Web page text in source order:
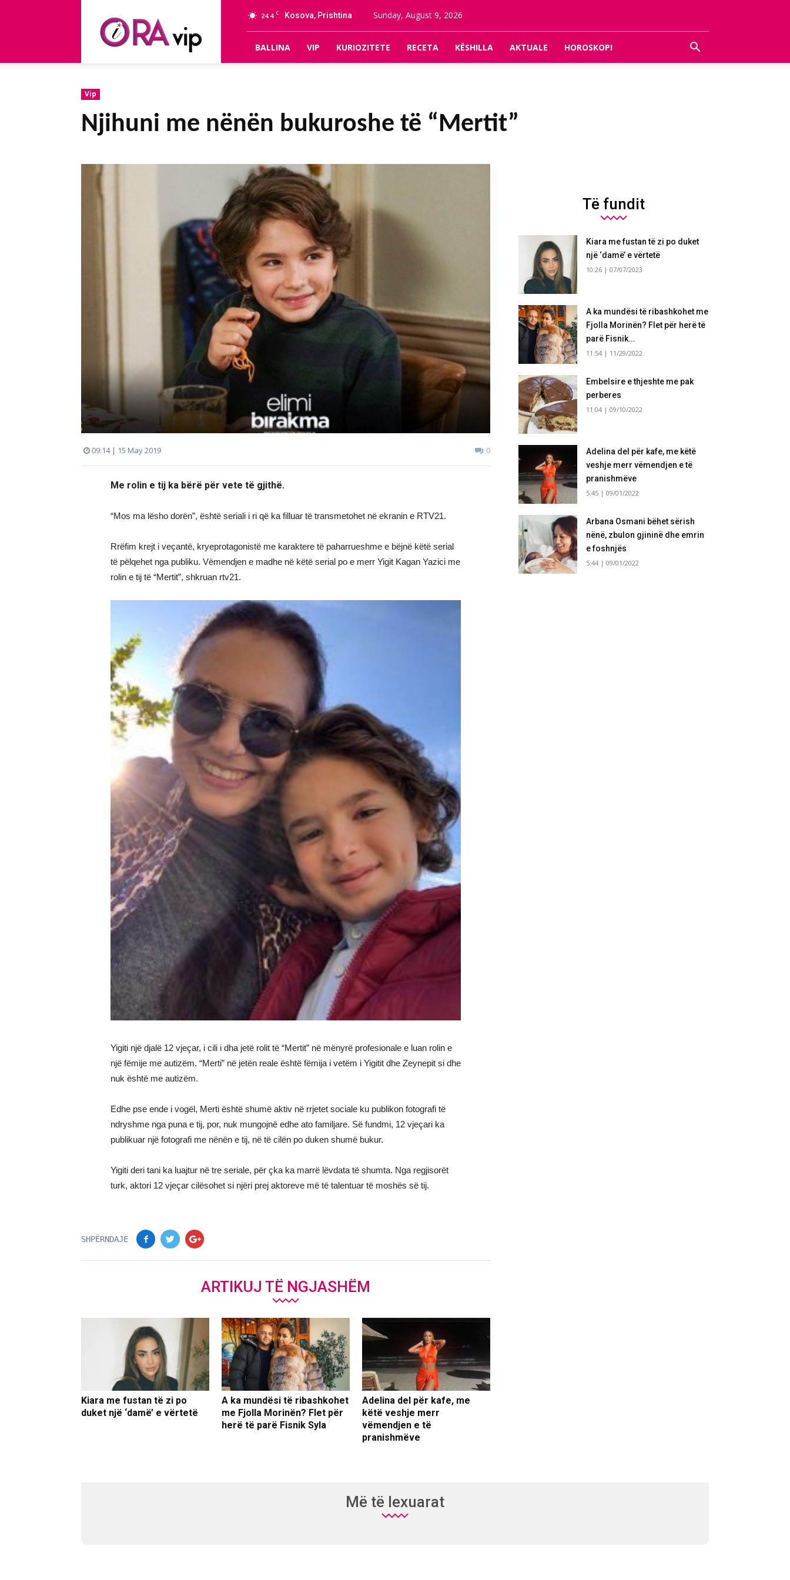
24.4 C Kosova, Prishtina Sunday, August 9, 2026
BALLINA VIP KURIOZITETE RECETA KËSHILLA AKTUALE HOROSKOPI
Vip
Njihuni me nënën bukuroshe të “Mertit”
09:14 | 15 May 2019 0
Me rolin e tij ka bërë për vete të gjithë.
“Mos ma lësho dorën”, është seriali i ri që ka filluar të transmetohet në ekranin e RTV21.
Rrëfim krejt i veçantë, kryeprotagonistë me karaktere të paharrueshme e bëjnë këtë serial
të pëlqehet nga publiku. Vëmendjen e madhe në këtë serial po e merr Yigit Kagan Yazici me
rolin e tij të “Mertit”, shkruan rtv21.
Yigiti një djalë 12 vjeçar, i cili i dha jetë rolit të “Mertit” në mënyrë profesionale e luan rolin e
një fëmije me autizëm. “Merti” në jetën reale është fëmija i vetëm i Yigitit dhe Zeynepit si dhe
nuk është me autizëm.
Edhe pse ende i vogël, Merti është shumë aktiv në rrjetet sociale ku publikon fotografi të
ndryshme nga puna e tij, por, nuk mungojnë edhe ato familjare. Së fundmi, 12 vjeçari ka
publikuar një fotografi me nënën e tij, në të cilën po duken shumë bukur.
Yigiti deri tani ka luajtur në tre seriale, për çka ka marrë lëvdata të shumta. Nga regjisorët
turk, aktori 12 vjeçar cilësohet si njëri prej aktoreve më të talentuar të moshës së tij.
SHPËRNDAJE
ARTIKUJ TË NGJASHËM
Kiara me fustan të zi po
duket një ‘damë’ e vërtetë
A ka mundësi të ribashkohet
me Fjolla Morinën? Flet për
herë të parë Fisnik Syla
Adelina del për kafe, me
këtë veshje merr
vëmendjen e të
pranishmëve
Të fundit
Kiara me fustan të zi po duket
një ‘damë’ e vërtetë
10:26 | 07/07/2023
A ka mundësi të ribashkohet me
Fjolla Morinën? Flet për herë të
parë Fisnik...
11:54 | 11/29/2022
Embelsire e thjeshte me pak
perberes
11:04 | 09/10/2022
Adelina del për kafe, me këtë
veshje merr vëmendjen e të
pranishmëve
5:45 | 09/01/2022
Arbana Osmani bëhet sërish
nënë, zbulon gjininë dhe emrin
e foshnjës
5:44 | 09/01/2022
Më të lexuarat